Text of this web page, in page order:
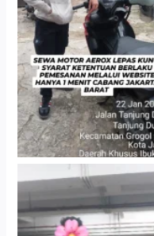
Cabang Jakarta Barat